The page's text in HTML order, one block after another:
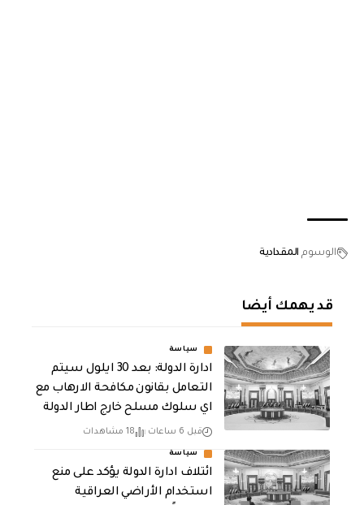
الوسوم المقدادية
قد يهمك أيضا
سياسة
ادارة الدولة: بعد 30 ايلول سيتم
التعامل بقانون مكافحة الارهاب مع
اي سلوك مسلح خارج اطار الدولة
قبل 6 ساعات 18 مشاهدات
سياسة
ائتلاف ادارة الدولة يؤكد على منع
استخدام الأراضي العراقية